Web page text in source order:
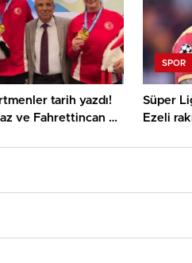
tarih yazdı!
ve Fahrettincan Er
SPOR
Süper
Ezeli